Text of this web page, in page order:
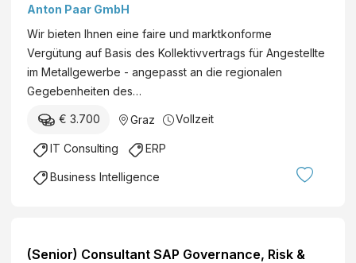
Stunden)
Anton Paar GmbH
Wir bieten Ihnen eine faire und marktkonforme
Vergütung auf Basis des Kollektivvertrags für Angestellte
im Metallgewerbe - angepasst an die regionalen
Gegebenheiten des…
€ 3.700 Graz Vollzeit
IT Consulting ERP
Business Intelligence
(Senior) Consultant SAP Governance, Risk &